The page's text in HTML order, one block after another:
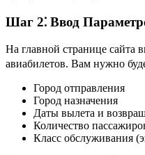
Шаг 2⁚ Ввод
На главной странице сайта
авиабилетов. Вам нужно
Город отправления
Город назначения
Даты вылета и
Количество
Класс обслуживания